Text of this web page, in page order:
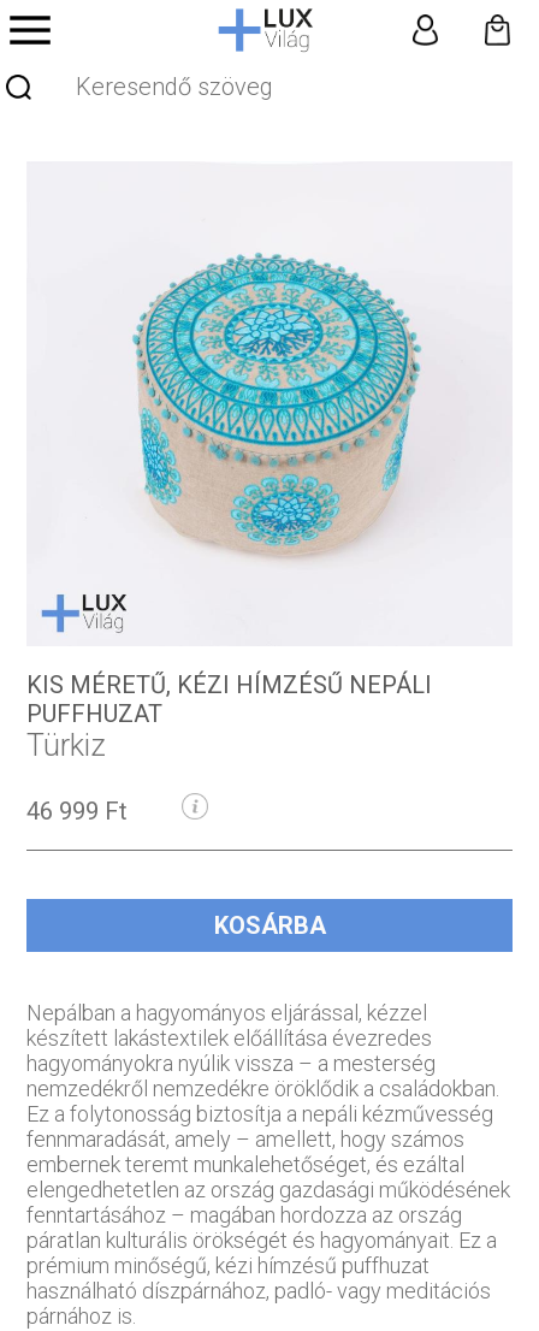
KIS MÉRETŰ, KÉZI HÍMZÉSŰ NEPÁLI
PUFFHUZAT
Türkiz
46 999 Ft
KOSÁRBA
Nepálban a hagyományos eljárással, kézzel
készített lakástextilek előállítása évezredes
hagyományokra nyúlik vissza – a mesterség
nemzedékről nemzedékre öröklődik a családokban.
Ez a folytonosság biztosítja a nepáli kézművesség
fennmaradását, amely – amellett, hogy számos
embernek teremt munkalehetőséget, és ezáltal
elengedhetetlen az ország gazdasági működésének
fenntartásához – magában hordozza az ország
páratlan kulturális örökségét és hagyományait. Ez a
prémium minőségű, kézi hímzésű puffhuzat
használható díszpárnához, padló- vagy meditációs
párnához is.